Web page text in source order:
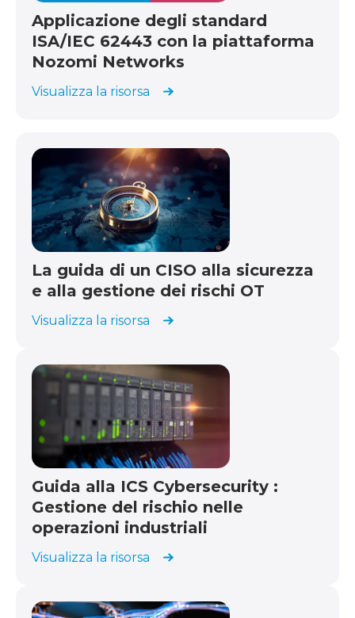
Applicazione degli standard
ISA/IEC 62443 con la piattaforma
Nozomi Networks
Visualizza la risorsa
La guida di un CISO alla sicurezza
e alla gestione dei rischi OT
Visualizza la risorsa
Guida alla ICS Cybersecurity :
Gestione del rischio nelle
operazioni industriali
Visualizza la risorsa